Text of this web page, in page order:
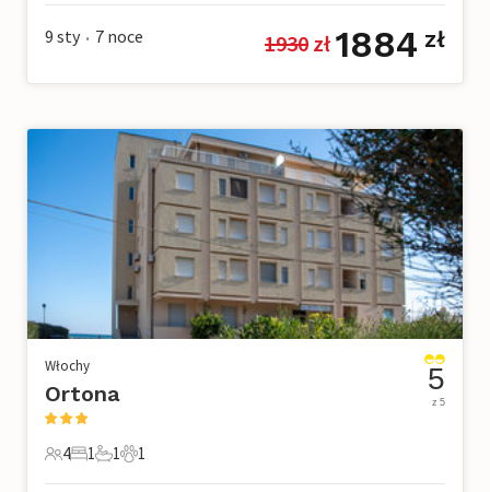
9 sty • 7 noce 1930 zł 1884 zł
Włochy
Ortona
4 Goście
4
1 Sypialnia
1
1 Łazienka
1
1 Zwierzę domowe
1
5
z 5